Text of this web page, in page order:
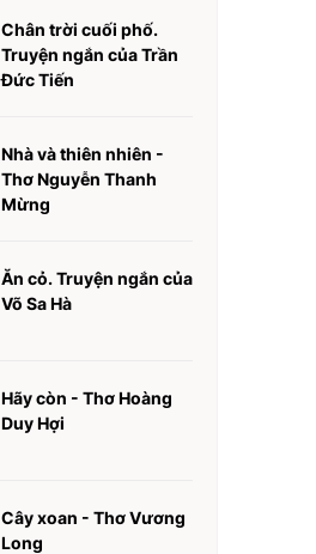
Chân trời cuối phố.
Truyện ngắn của Trần
Đức Tiến
Nhà và thiên nhiên -
Thơ Nguyễn Thanh
Mừng
Ăn cỏ. Truyện ngắn của
Võ Sa Hà
Hãy còn - Thơ Hoàng
Duy Hợi
Cây xoan - Thơ Vương
Long